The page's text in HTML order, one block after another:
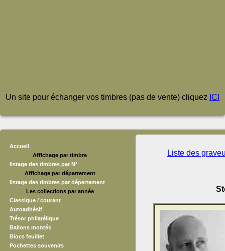
Un site pour échanger vos timbres (pas de vente) cliquez ICI
Accueil
Affichage par timbre
listage des timbres par N°
Affichage par département
listage des timbres par département
Les collections par année
Classique / courant
Autoadhésif
Trésor philatélique
Ballons montés
Blocs feuillet
Pochettes souvenirs
Liste des